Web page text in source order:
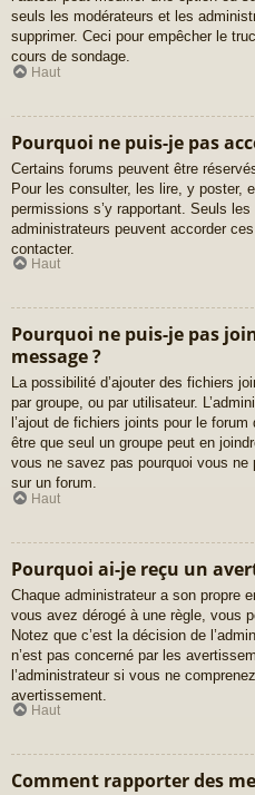
seuls les modérateurs et les
supprimer. Ceci pour empêcher le
cours de sondage.
Haut
Pourquoi ne puis-je pas
Certains forums peuvent être
Pour les consulter, les lire, y poster,
permissions s’y rapportant. Seuls
administrateurs peuvent accorder
contacter.
Haut
Pourquoi ne puis-je pas
message ?
La possibilité d’ajouter des fichiers
par groupe, ou par utilisateur.
l’ajout de fichiers joints pour le
être que seul un groupe peut en
vous ne savez pas pourquoi vous
sur un forum.
Haut
Pourquoi ai-je reçu un
Chaque administrateur a son propre
vous avez dérogé à une règle, vous
Notez que c’est la décision de
n’est pas concerné par les
l’administrateur si vous ne
avertissement.
Haut
Comment rapporter des